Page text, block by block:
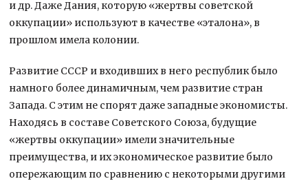
и др. Даже Дания, которую «жертвы советской
оккупации» используют в качестве «эталона», в
прошлом имела колонии.
Развитие СССР и входивших в него республик было
намного более динамичным, чем развитие стран
Запада. С этим не спорят даже западные экономисты.
Находясь в составе Советского Союза, будущие
«жертвы оккупации» имели значительные
преимущества, и их экономическое развитие было
опережающим по сравнению с некоторыми другими